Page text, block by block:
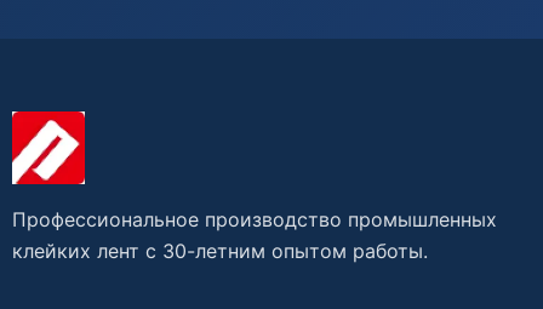
Профессиональное производство промышленных
клейких лент с 30-летним опытом работы.